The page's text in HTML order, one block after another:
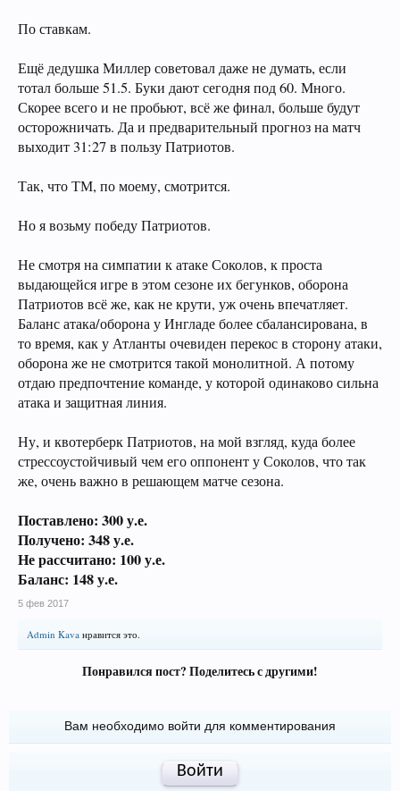
По ставкам.
Ещё дедушка Миллер советовал даже не думать, если
тотал больше 51.5. Буки дают сегодня под 60. Много.
Скорее всего и не пробьют, всё же финал, больше будут
осторожничать. Да и предварительный прогноз на матч
выходит 31:27 в пользу Патриотов.
Так, что ТМ, по моему, смотрится.
Но я возьму победу Патриотов.
Не смотря на симпатии к атаке Соколов, к проста
выдающейся игре в этом сезоне их бегунков, оборона
Патриотов всё же, как не крути, уж очень впечатляет.
Баланс атака/оборона у Ингладе более сбалансирована, в
то время, как у Атланты очевиден перекос в сторону атаки,
оборона же не смотрится такой монолитной. А потому
отдаю предпочтение команде, у которой одинаково сильна
атака и защитная линия.
Ну, и квотерберк Патриотов, на мой взгляд, куда более
стрессоустойчивый чем его оппонент у Соколов, что так
же, очень важно в решающем матче сезона.
Поставлено: 300 у.е.
Получено: 348 у.е.
Не рассчитано: 100 у.е.
Баланс: 148 у.е.
5 фев 2017
Admin Kava нравится это.
Понравился пост? Поделитесь с другими!
Вам необходимо войти для комментирования
Войти